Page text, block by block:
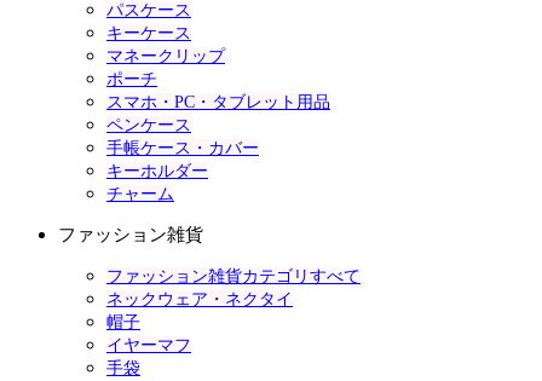
パスケース
キーケース
マネークリップ
ポーチ
スマホ・PC・タブレット用品
ペンケース
手帳ケース・カバー
キーホルダー
チャーム
ファッション雑貨
ファッション雑貨カテゴリすべて
ネックウェア・ネクタイ
帽子
イヤーマフ
手袋